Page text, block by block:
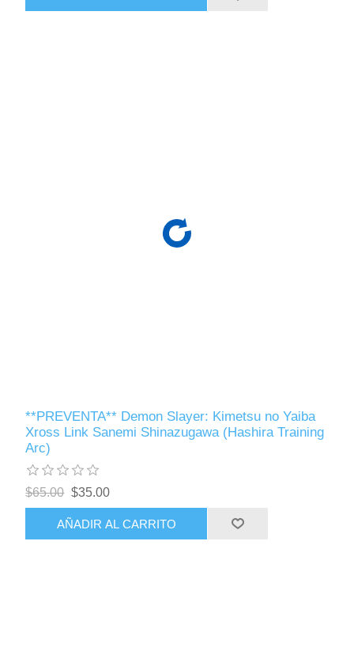
**PREVENTA** Demon Slayer: Kimetsu no Yaiba
Xross Link Sanemi Shinazugawa (Hashira Training
Arc)
$65.00 $35.00
AÑADIR AL CARRITO